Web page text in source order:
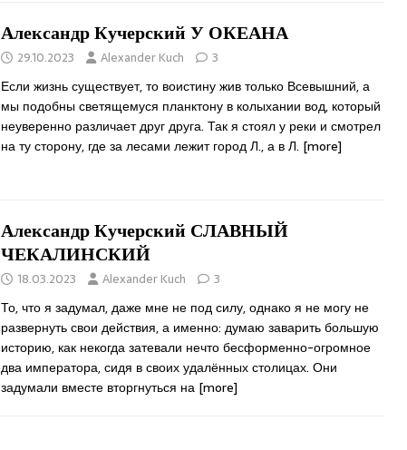
Александр Кучерский У ОКЕАНА
29.10.2023 Alexander Kuch 3
Если жизнь существует, то воистину жив только Всевышний, а
мы подобны светящемуся планктону в колыхании вод, который
неуверенно различает друг друга. Так я стоял у реки и смотрел
на ту сторону, где за лесами лежит город Л., а в Л. [more]
Александр Кучерский СЛАВНЫЙ
ЧЕКАЛИНСКИЙ
18.03.2023 Alexander Kuch 3
То, что я задумал, даже мне не под силу, однако я не могу не
развернуть свои действия, а именно: думаю заварить большую
историю, как некогда затевали нечто бесформенно-огромное
два императора, сидя в своих удалённых столицах. Они
задумали вместе вторгнуться на [more]